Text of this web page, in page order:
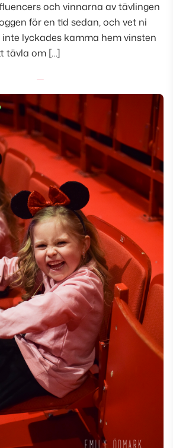
och vinnarna av tävlingen
för en tid sedan, och vet ni
lyckades kamma hem vinsten
tävla om […]